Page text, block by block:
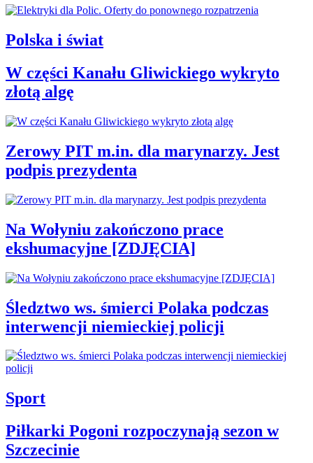
Polska i świat
W części Kanału Gliwickiego wykryto
złotą algę
Zerowy PIT m.in. dla marynarzy. Jest
podpis prezydenta
Na Wołyniu zakończono prace
ekshumacyjne [ZDJĘCIA]
Śledztwo ws. śmierci Polaka podczas
interwencji niemieckiej policji
Sport
Piłkarki Pogoni rozpoczynają sezon w
Szczecinie